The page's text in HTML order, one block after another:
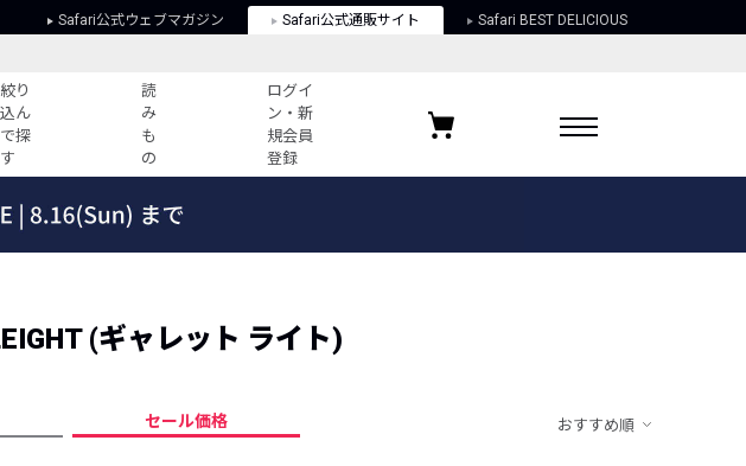
Safari公式ウェブマガジン Safari公式通販サイト Safari BEST DELICIOUS
絞り
込ん
で探
す
読
み
も
の
ログイ
ン・新
規会員
登録
よくある質問
プライバシーポリシー
お気に入りブランド
(ギャレット ライト)
セール価格 おすすめ順